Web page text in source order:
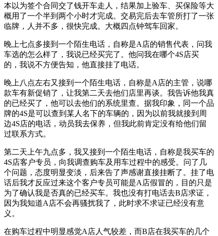
本以为签个合同交了钱开车走人，结果加上验车、买保险等大
概用了一个半到两个小时才完成。交易完后去车管所打了一张
临牌，人并不多，很快完成。大概四点钟驾车回家。
晚上七点多接到一个陌生电话，自称是A店的销售代表，问我
车选的怎么样了，我说已经买完了。他问我在哪个4S店买
的，我说不方便告知，他直接挂了电话。
晚上八点左右又接到一个陌生电话，自称是A店的主管，说哪
款车有新促销了，让我第二天去他们店里再谈。我告诉他我真
的已经买了，他可以去他们的系统里查。据我印象，同一个品
牌的4S是可以查到某人名下的车辆的，因为以前我就接到周
边4S店的电话，动员我去保养，但我此前肯定没有给他们留
过联系方式。
第二天上午九点多，我又接到一个陌生电话，自称是我买车的
4S店客户专员，向我调查购车及用车过程中的感受。问了几
个问题，态度明显变淡，后来告了声感谢直接挂断了。挂了电
话后我才反应过来这个客户专员可能是A店假冒的，目的只是
为了确认我是否真的已经买车。我也没有打电话去B店求证，
因为我知道A店不会再骚扰我了，此时求不求证已经没有意
义。
在购车过程中明显感觉A店人气较差，而B店在我买车的几个